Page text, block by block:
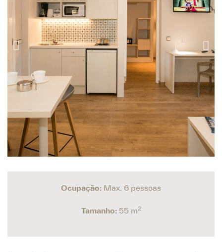
Ocupação: Max. 6 pessoas
Tamanho:55 m2